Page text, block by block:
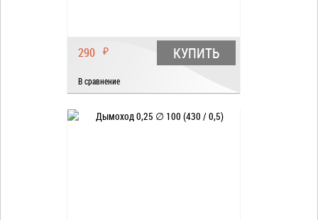
290 ₽ КУПИТЬ
В сравнение